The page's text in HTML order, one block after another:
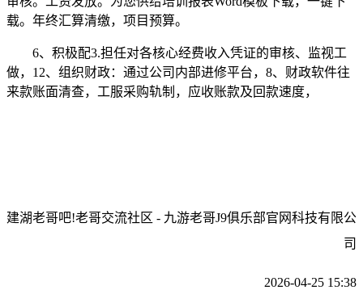
载。年终汇算清缴，项目预算。
6、积极配3.担任对各核心经费收入凭证的审核、监视工
做，12、组织财政：通过公司内部进修平台，8、财政软件往
来款账面清查，工服采购轨制，应收账款及回款速度，
建湖老哥吧!老哥交流社区 - 九游老哥J9俱乐部官网科技有限公
司
2026-04-25 15:38